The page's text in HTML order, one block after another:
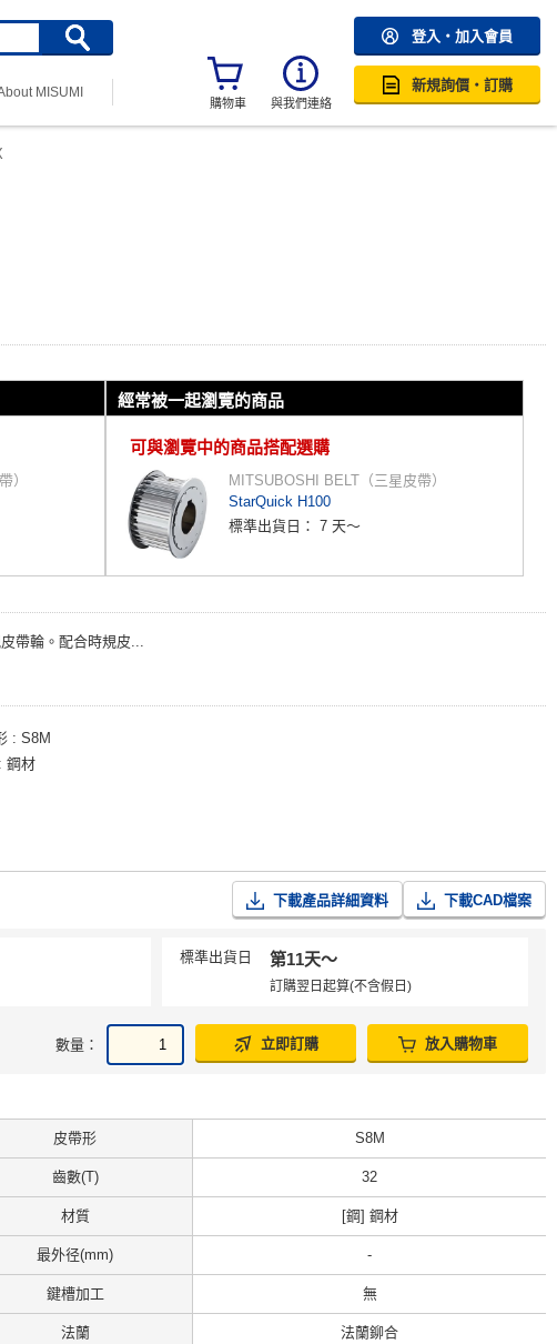
MISUMI
登入・加入會員
購物車 與我們連絡
新規詢價・訂購
）
經常被一起瀏覽的商品
可與瀏覽中的商品搭配選購
MITSUBOSHI BELT（三星皮帶）
StarQuick H100
標準出貨日： 7 天～
帶輪。配合時規皮...
S8M
鋼材
下載產品詳細資料 下載CAD檔案
標準出貨日 第11天〜
訂購翌日起算(不含假日)
數量： 立即訂購 放入購物車
皮帶形 S8M
齒數(T) 32
材質 [鋼] 鋼材
最外径(mm) -
鍵槽加工 無
法蘭 法蘭鉚合